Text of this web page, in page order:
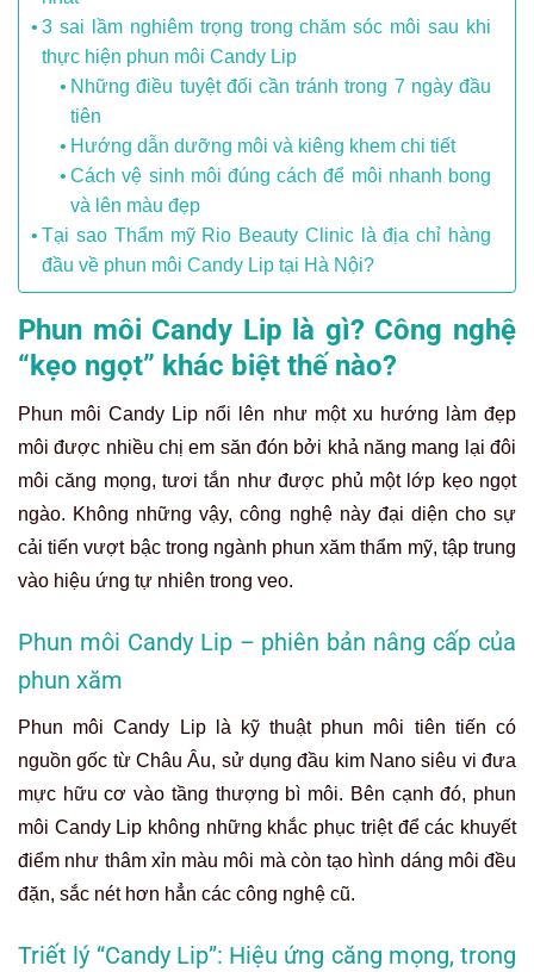
3 sai lầm nghiêm trọng trong chăm sóc môi sau khi
thực hiện phun môi Candy Lip
Những điều tuyệt đối cần tránh trong 7 ngày đầu
tiên
Hướng dẫn dưỡng môi và kiêng khem chi tiết
Cách vệ sinh môi đúng cách để môi nhanh bong
và lên màu đẹp
Tại sao Thẩm mỹ Rio Beauty Clinic là địa chỉ hàng
đầu về phun môi Candy Lip tại Hà Nội?
Phun môi Candy Lip là gì? Công nghệ
“kẹo ngọt” khác biệt thế nào?
Phun môi Candy Lip nổi lên như một xu hướng làm đẹp
môi được nhiều chị em săn đón bởi khả năng mang lại đôi
môi căng mọng, tươi tắn như được phủ một lớp kẹo ngọt
ngào. Không những vậy, công nghệ này đại diện cho sự
cải tiến vượt bậc trong ngành phun xăm thẩm mỹ, tập trung
vào hiệu ứng tự nhiên trong veo.
Phun môi Candy Lip – phiên bản nâng cấp của
phun xăm
Phun môi Candy Lip là kỹ thuật phun môi tiên tiến có
nguồn gốc từ Châu Âu, sử dụng đầu kim Nano siêu vi đưa
mực hữu cơ vào tầng thượng bì môi. Bên cạnh đó, phun
môi Candy Lip không những khắc phục triệt để các khuyết
điểm như thâm xỉn màu môi mà còn tạo hình dáng môi đều
đặn, sắc nét hơn hẳn các công nghệ cũ.
Triết lý “Candy Lip”: Hiệu ứng căng mọng, trong